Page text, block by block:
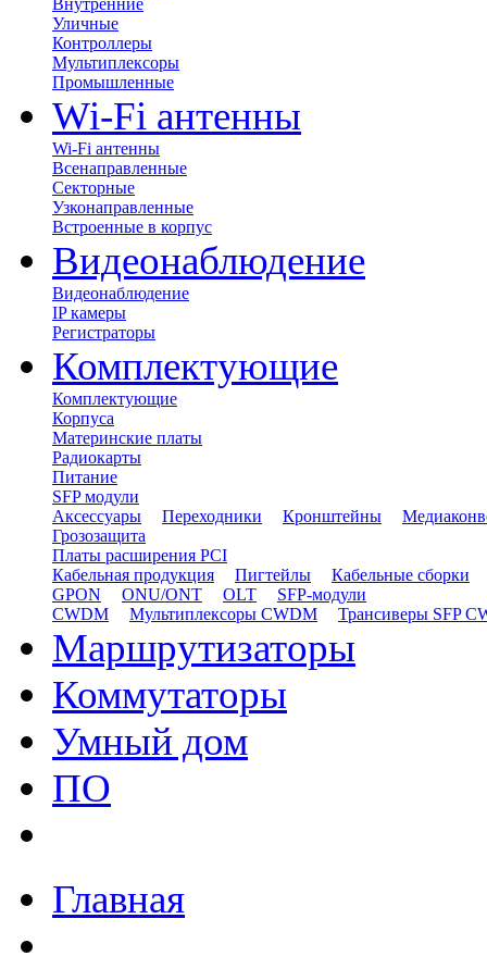
Внутренние
Уличные
Контроллеры
Мультиплексоры
Промышленные
Wi-Fi антенны
Wi-Fi антенны
Всенаправленные
Секторные
Узконаправленные
Встроенные в корпус
Видеонаблюдение
Видеонаблюдение
IP камеры
Регистраторы
Комплектующие
Комплектующие
Корпуса
Материнские платы
Радиокарты
Питание
SFP модули
Аксессуары
Переходники Кронштейны
Грозозащита
Платы расширения PCI
Кабельная продукция
Пигтейлы
Кабельные сборки
GPON
ONU/ONT OLT
SFP-модули
CWDM
Мультиплексоры CWDM Трансиверы SFP
Маршрутизаторы
Коммутаторы
Умный дом
ПО
Главная